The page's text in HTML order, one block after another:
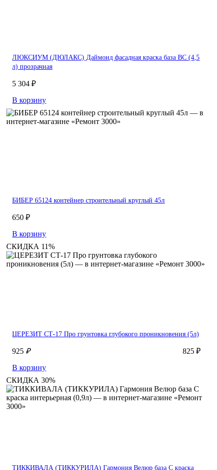
ЛЮКСИУМ (ДЮЛАКС) Даймонд фасадная краска база BC (4,5
л) прозрачная
5 304 ₽
В корзину
БИБЕР 65124 контейнер строительный круглый 45л
650 ₽
В корзину
СКИДКА 11%
ЦЕРЕЗИТ СТ-17 Про грунтовка глубокого проникновения (5л)
925₽
825 ₽
В корзину
СКИДКА 30%
ТИККИВАЛА (ТИККУРИЛА) Гармония Велюр база С краска